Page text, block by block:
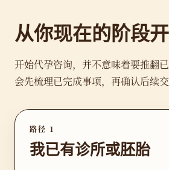
从你现在的阶段
开始代孕咨询，并不意味着要推翻
会先梳理已完成事项，再确认后续交
路径 1
我已有诊所或胚胎